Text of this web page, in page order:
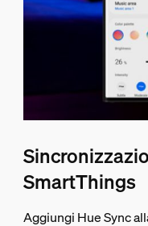
SmartThings
Aggiungi Hue Sync